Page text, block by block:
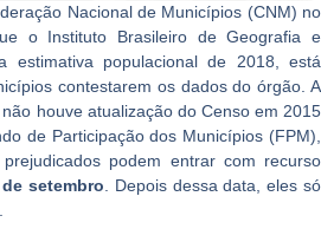
Nacional de Municípios (CNM) no
o Instituto Brasileiro de Geografia e
estimativa populacional de 2018, está
contestarem os dados do órgão. A
houve atualização do Censo em 2015
de Participação dos Municípios (FPM),
podem entrar com recurso
setembro . Depois dessa data, eles só